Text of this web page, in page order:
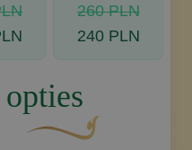
260 PLN
240 PLN